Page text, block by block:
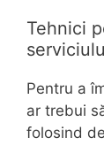
Tehnici
Pentru a
ar trebui
folosind